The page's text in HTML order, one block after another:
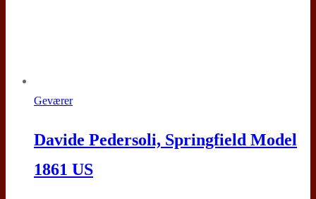
Geværer
Davide Pedersoli, Springfield Model
1861 US